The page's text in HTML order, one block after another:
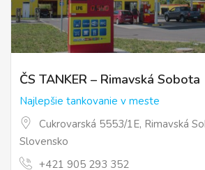
ČS TANKER – Rimavská Sobota
Najlepšie tankovanie v meste
Cukrovarská 5553/1E, Rimavská
Slovensko
+421 905 293 352